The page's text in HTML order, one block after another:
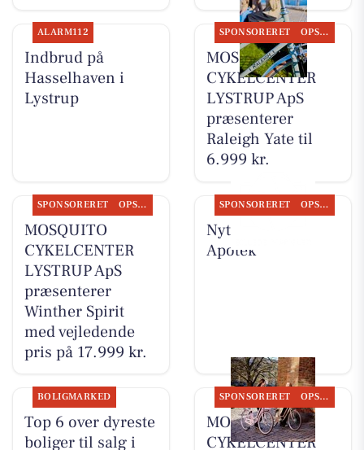
ALARM112
Indbrud på
Hasselhaven i
Lystrup
SPONSORERET OPSLAGSTAVLEN
MOSQUITO
CYKELCENTER
LYSTRUP ApS
præsenterer
Raleigh Yate til
6.999 kr.
SPONSORERET OPSLAGSTAVLEN
MOSQUITO
CYKELCENTER
LYSTRUP ApS
præsenterer
Winther Spirit
med vejledende
pris på 17.999 kr.
SPONSORERET OPSLAGSTAVLEN
Nyt fra Lystrup
Apotek
BOLIGMARKED
Top 6 over dyreste
boliger til salg i
SPONSORERET OPSLAGSTAVLEN
MOSQUITO
CYKELCENTER